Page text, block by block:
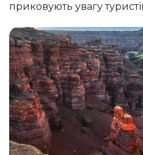
приковують увагу